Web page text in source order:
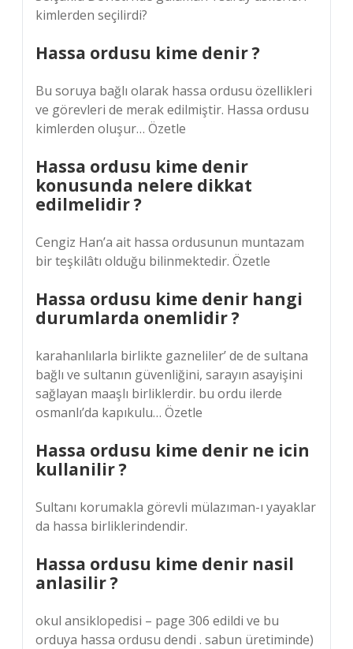
kimlerden seçilirdi?
Hassa ordusu kime denir ?
Bu soruya bağlı olarak hassa ordusu özellikleri
ve görevleri de merak edilmiştir. Hassa ordusu
kimlerden oluşur… Özetle
Hassa ordusu kime denir
konusunda nelere dikkat
edilmelidir ?
Cengiz Han’a ait hassa ordusunun muntazam
bir teşkilâtı olduğu bilinmektedir. Özetle
Hassa ordusu kime denir hangi
durumlarda onemlidir ?
karahanlılarla birlikte gazneliler’ de de sultana
bağlı ve sultanın güvenliğini, sarayın asayişini
sağlayan maaşlı birliklerdir. bu ordu ilerde
osmanlı’da kapıkulu… Özetle
Hassa ordusu kime denir ne icin
kullanilir ?
Sultanı korumakla görevli mülazıman-ı yayaklar
da hassa birliklerindendir.
Hassa ordusu kime denir nasil
anlasilir ?
okul ansiklopedisi – page 306 edildi ve bu
orduya hassa ordusu dendi . sabun üretiminde)